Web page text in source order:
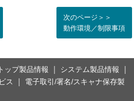
次のページ＞＞
動作環境／制限事項
ップ製品情報 システム製品情報
ス
電子取引/署名/スキャナ保存製